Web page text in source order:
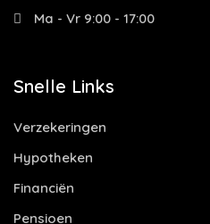
Ma - Vr 9:00 - 17:00
Snelle Links
Verzekeringen
Hypotheken
Financiën
Pensioen